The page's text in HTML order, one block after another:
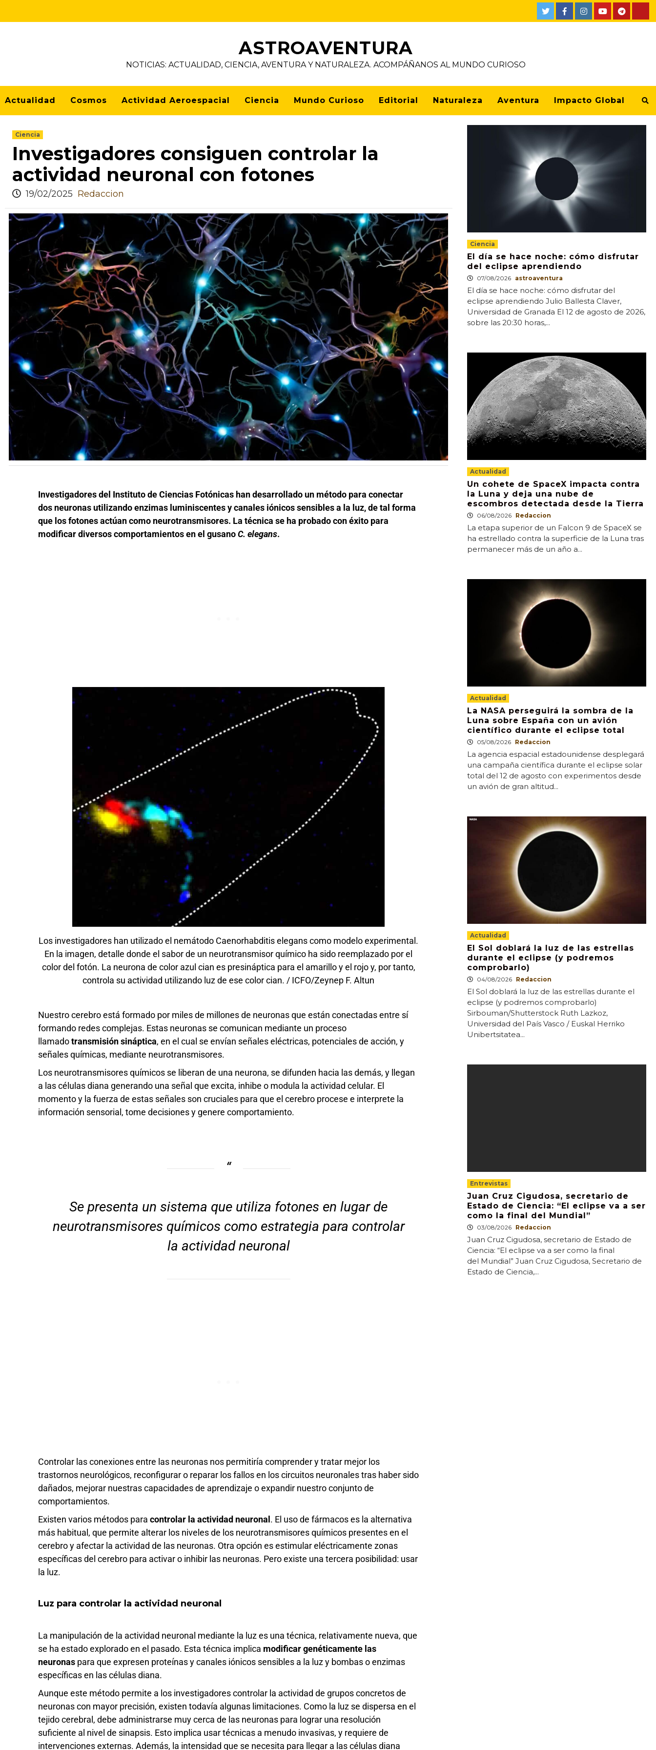
ASTROAVENTURA
NOTICIAS: ACTUALIDAD, CIENCIA, AVENTURA Y NATURALEZA. ACOMPÁÑANOS AL MUNDO CURIOSO
Actualidad Cosmos Actividad Aeroespacial Ciencia Mundo Curioso Editorial Naturaleza Aventura Impacto Global
Ciencia
Investigadores consiguen controlar la
actividad neuronal con fotones
19/02/2025 Redaccion
Investigadores del Instituto de Ciencias Fotónicas han desarrollado un método para conectar
dos neuronas utilizando enzimas luminiscentes y canales iónicos sensibles a la luz, de tal forma
que los fotones actúan como neurotransmisores. La técnica se ha probado con éxito para
modificar diversos comportamientos en el gusanoC. elegans.
Los investigadores han utilizado el nemátodo Caenorhabditis elegans como modelo experimental.
En la imagen, detalle donde el sabor de un neurotransmisor químico ha sido reemplazado por el
color del fotón. La neurona de color azul cian es presináptica para el amarillo y el rojo y, por tanto,
controla su actividad utilizando luz de ese color cian. / ICFO/Zeynep F. Altun
Nuestro cerebro está formado por miles de millones de neuronas que están conectadas entre sí
formando redes complejas. Estas neuronas se comunican mediante un proceso
llamadotransmisión sináptica, en el cual se envían señales eléctricas, potenciales de acción, y
señales químicas, mediante neurotransmisores.
Los neurotransmisores químicos se liberan de una neurona, se difunden hacia las demás, y llegan
a las células diana generando una señal que excita, inhibe o modula la actividad celular. El
momento y la fuerza de estas señales son cruciales para que el cerebro procese e interprete la
información sensorial, tome decisiones y genere comportamiento.
Se presenta un sistema que utiliza fotones en lugar de
neurotransmisores químicos como estrategia para controlar
la actividad neuronal
Controlar las conexiones entre las neuronas nos permitiría comprender y tratar mejor los
trastornos neurológicos, reconfigurar o reparar los fallos en los circuitos neuronales tras haber sido
dañados, mejorar nuestras capacidades de aprendizaje o expandir nuestro conjunto de
comportamientos.
Existen varios métodos paracontrolar la actividad neuronal . El uso de fármacos es la alternativa
más habitual, que permite alterar los niveles de los neurotransmisores químicos presentes en el
cerebro y afectar la actividad de las neuronas. Otra opción es estimular eléctricamente zonas
específicas del cerebro para activar o inhibir las neuronas. Pero existe una tercera posibilidad: usar
la luz.
Luz para controlar la actividad neuronal
La manipulación de la actividad neuronal mediante la luz es una técnica, relativamente nueva, que
se ha estado explorado en el pasado. Esta técnica implica modificar genéticamente las
neuronas para que expresen proteínas y canales iónicos sensibles a la luz y bombas o enzimas
específicas en las células diana.
Aunque este método permite a los investigadores controlar la actividad de grupos concretos de
neuronas con mayor precisión, existen todavía algunas limitaciones. Como la luz se dispersa en el
tejido cerebral, debe administrarse muy cerca de las neuronas para lograr una resolución
suficiente al nivel de sinapsis. Esto implica usar técnicas a menudo invasivas, y requiere de
intervenciones externas. Además, la intensidad que se necesita para llegar a las células diana
Ciencia
El día se hace noche: cómo disfrutar
del eclipse aprendiendo
07/08/2026 astroaventura
El día se hace noche: cómo disfrutar del
eclipse aprendiendo Julio Ballesta Claver,
Universidad de Granada El 12 de agosto de 2026,
sobre las 20:30 horas,...
Actualidad
Un cohete de SpaceX impacta contra
la Luna y deja una nube de
escombros detectada desde la Tierra
06/08/2026 Redaccion
La etapa superior de un Falcon 9 de SpaceX se
ha estrellado contra la superficie de la Luna tras
permanecer más de un año a...
Actualidad
La NASA perseguirá la sombra de la
Luna sobre España con un avión
científico durante el eclipse total
05/08/2026 Redaccion
La agencia espacial estadounidense desplegará
una campaña científica durante el eclipse solar
total del 12 de agosto con experimentos desde
un avión de gran altitud...
Actualidad
El Sol doblará la luz de las estrellas
durante el eclipse (y podremos
comprobarlo)
04/08/2026 Redaccion
El Sol doblará la luz de las estrellas durante el
eclipse (y podremos comprobarlo)
Sirbouman/Shutterstock Ruth Lazkoz,
Universidad del País Vasco / Euskal Herriko
Unibertsitatea...
Entrevistas
Juan Cruz Cigudosa, secretario de
Estado de Ciencia: “El eclipse va a ser
como la final del Mundial”
03/08/2026 Redaccion
Juan Cruz Cigudosa, secretario de Estado de
Ciencia: “El eclipse va a ser como la final
del Mundial” Juan Cruz Cigudosa, Secretario de
Estado de Ciencia,...